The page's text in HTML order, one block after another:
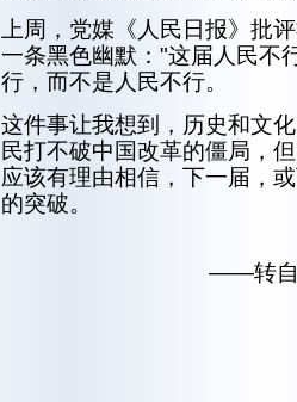
上周，党媒《人民日报》批
一条黑色幽默："这届人民不
行，而不是人民不行。
这件事让我想到，历史和文
民打不破中国改革的僵局，
应该有理由相信，下一届，
的突破。
——转